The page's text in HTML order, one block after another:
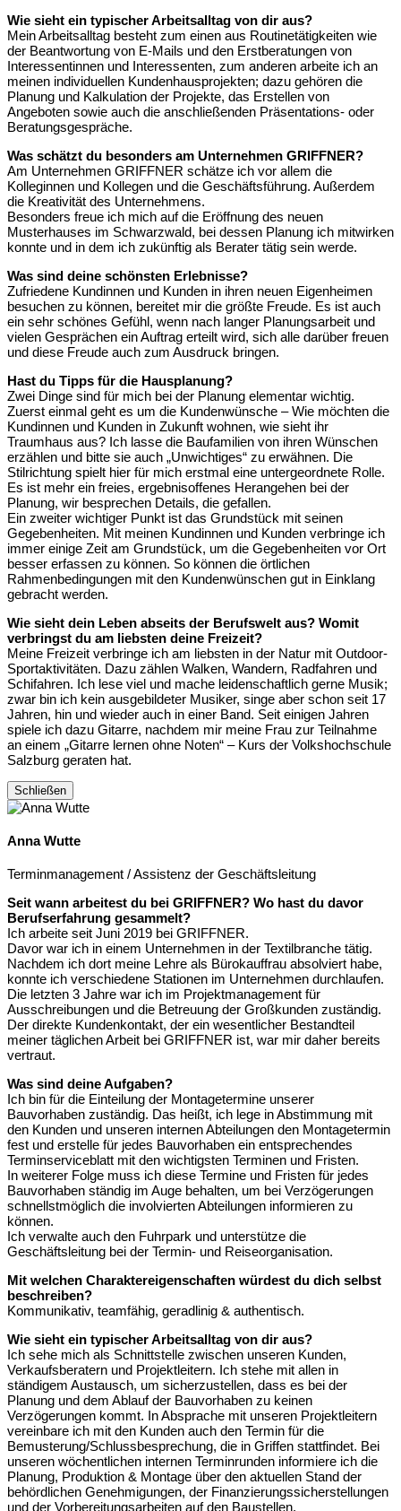
Wie sieht ein typischer Arbeitsalltag von dir aus?
Mein Arbeitsalltag besteht zum einen aus Routinetätigkeiten wie
der Beantwortung von E-Mails und den Erstberatungen von
Interessentinnen und Interessenten, zum anderen arbeite ich an
meinen individuellen Kundenhausprojekten; dazu gehören die
Planung und Kalkulation der Projekte, das Erstellen von
Angeboten sowie auch die anschließenden Präsentations- oder
Beratungsgespräche.
Was schätzt du besonders am Unternehmen GRIFFNER?
Am Unternehmen GRIFFNER schätze ich vor allem die
Kolleginnen und Kollegen und die Geschäftsführung. Außerdem
die Kreativität des Unternehmens.
Besonders freue ich mich auf die Eröffnung des neuen
Musterhauses im Schwarzwald, bei dessen Planung ich mitwirken
konnte und in dem ich zukünftig als Berater tätig sein werde.
Was sind deine schönsten Erlebnisse?
Zufriedene Kundinnen und Kunden in ihren neuen Eigenheimen
besuchen zu können, bereitet mir die größte Freude. Es ist auch
ein sehr schönes Gefühl, wenn nach langer Planungsarbeit und
vielen Gesprächen ein Auftrag erteilt wird, sich alle darüber freuen
und diese Freude auch zum Ausdruck bringen.
Hast du Tipps für die Hausplanung?
Zwei Dinge sind für mich bei der Planung elementar wichtig.
Zuerst einmal geht es um die Kundenwünsche – Wie möchten die
Kundinnen und Kunden in Zukunft wohnen, wie sieht ihr
Traumhaus aus? Ich lasse die Baufamilien von ihren Wünschen
erzählen und bitte sie auch „Unwichtiges“ zu erwähnen. Die
Stilrichtung spielt hier für mich erstmal eine untergeordnete Rolle.
Es ist mehr ein freies, ergebnisoffenes Herangehen bei der
Planung, wir besprechen Details, die gefallen.
Ein zweiter wichtiger Punkt ist das Grundstück mit seinen
Gegebenheiten. Mit meinen Kundinnen und Kunden verbringe ich
immer einige Zeit am Grundstück, um die Gegebenheiten vor Ort
besser erfassen zu können. So können die örtlichen
Rahmenbedingungen mit den Kundenwünschen gut in Einklang
gebracht werden.
Wie sieht dein Leben abseits der Berufswelt aus? Womit
verbringst du am liebsten deine Freizeit?
Meine Freizeit verbringe ich am liebsten in der Natur mit Outdoor-
Sportaktivitäten. Dazu zählen Walken, Wandern, Radfahren und
Schifahren. Ich lese viel und mache leidenschaftlich gerne Musik;
zwar bin ich kein ausgebildeter Musiker, singe aber schon seit 17
Jahren, hin und wieder auch in einer Band. Seit einigen Jahren
spiele ich dazu Gitarre, nachdem mir meine Frau zur Teilnahme
an einem „Gitarre lernen ohne Noten“ – Kurs der Volkshochschule
Salzburg geraten hat.
Schließen
Anna Wutte
Terminmanagement / Assistenz der Geschäftsleitung
Seit wann arbeitest du bei GRIFFNER? Wo hast du davor
Berufserfahrung gesammelt?
Ich arbeite seit Juni 2019 bei GRIFFNER.
Davor war ich in einem Unternehmen in der Textilbranche tätig.
Nachdem ich dort meine Lehre als Bürokauffrau absolviert habe,
konnte ich verschiedene Stationen im Unternehmen durchlaufen.
Die letzten 3 Jahre war ich im Projektmanagement für
Ausschreibungen und die Betreuung der Großkunden zuständig.
Der direkte Kundenkontakt, der ein wesentlicher Bestandteil
meiner täglichen Arbeit bei GRIFFNER ist, war mir daher bereits
vertraut.
Was sind deine Aufgaben?
Ich bin für die Einteilung der Montagetermine unserer
Bauvorhaben zuständig. Das heißt, ich lege in Abstimmung mit
den Kunden und unseren internen Abteilungen den Montagetermin
fest und erstelle für jedes Bauvorhaben ein entsprechendes
Terminserviceblatt mit den wichtigsten Terminen und Fristen.
In weiterer Folge muss ich diese Termine und Fristen für jedes
Bauvorhaben ständig im Auge behalten, um bei Verzögerungen
schnellstmöglich die involvierten Abteilungen informieren zu
können.
Ich verwalte auch den Fuhrpark und unterstütze die
Geschäftsleitung bei der Termin- und Reiseorganisation.
Mit welchen Charaktereigenschaften würdest du dich selbst
beschreiben?
Kommunikativ, teamfähig, geradlinig & authentisch.
Wie sieht ein typischer Arbeitsalltag von dir aus?
Ich sehe mich als Schnittstelle zwischen unseren Kunden,
Verkaufsberatern und Projektleitern. Ich stehe mit allen in
ständigem Austausch, um sicherzustellen, dass es bei der
Planung und dem Ablauf der Bauvorhaben zu keinen
Verzögerungen kommt. In Absprache mit unseren Projektleitern
vereinbare ich mit den Kunden auch den Termin für die
Bemusterung/Schlussbesprechung, die in Griffen stattfindet. Bei
unseren wöchentlichen internen Terminrunden informiere ich die
Planung, Produktion & Montage über den aktuellen Stand der
behördlichen Genehmigungen, der Finanzierungssicherstellungen
und der Vorbereitungsarbeiten auf den Baustellen.